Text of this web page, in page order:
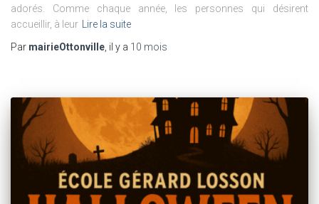
adorés. Comme chaque année, les personnes qui désirent
accueillir, à leur Lire la suite
Par mairieOttonville, il y a 10 mois